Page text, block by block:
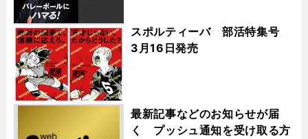
スポルティーバ 部活特集号
3月16日発売
最新記事などのお知らせが届
く プッシュ通知を受け取る方